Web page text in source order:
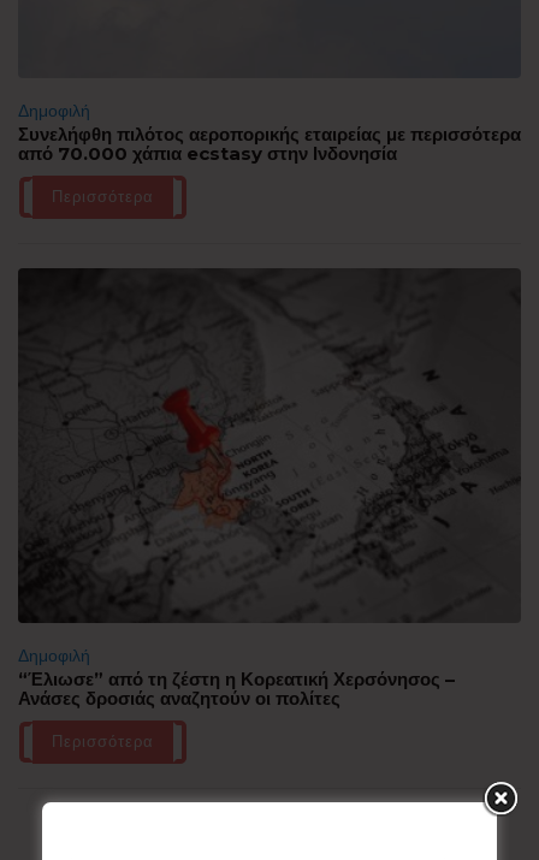
Δημοφιλή
Συνελήφθη πιλότος αεροπορικής εταιρείας με περισσότερα
από 70.000 χάπια ecstasy στην Ινδονησία
Περισσότερα
Δημοφιλή
“Έλιωσε” από τη ζέστη η Κορεατική Χερσόνησος –
Ανάσες δροσιάς αναζητούν οι πολίτες
Περισσότερα